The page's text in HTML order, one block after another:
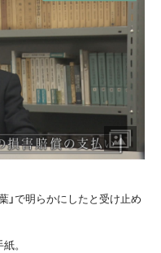
」で明らかにしたと受け止め
。